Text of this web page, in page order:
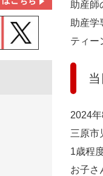
助産師
助産学
ティー
2024
三原市
1歳程
お子さ